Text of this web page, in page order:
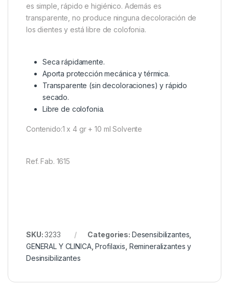
es simple, rápido e higiénico. Además es
transparente, no produce ninguna decoloración de
los dientes y está libre de colofonia.
Seca rápidamente.
Aporta protección mecánica y térmica.
Transparente (sin decoloraciones) y rápido
secado.
Libre de colofonia.
Contenido:1 x 4 gr + 10 ml Solvente
Ref. Fab. 1615
SKU:3233 Categories: Desensibilizantes
GENERAL Y CLINICA,Profilaxis Remineralizantes y
Desinsibilizantes